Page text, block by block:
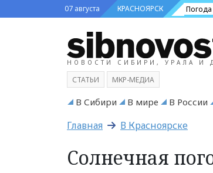
07 августа КРАСНОЯРСК Погода
НОВОСТИ СИБИРИ, УРАЛА И
СТАТЬИ МКР-МЕДИА
В Сибири В мире В России
Главная В Красноярске
Солнечная